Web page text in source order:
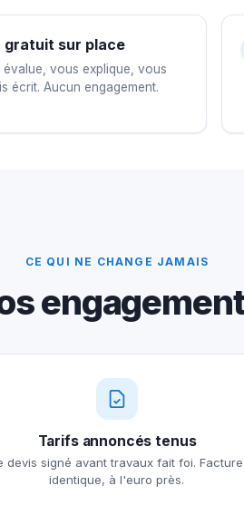
gratuit sur place
évalue, vous explique, vous
écrit. Aucun engagement.
CE QUI NE CHANGE JAMAIS
Tarifs annoncés tenus
devis signé avant travaux fait foi. Facture
identique, à l'euro près.